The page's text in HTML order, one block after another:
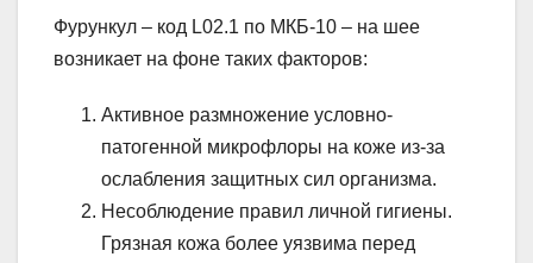
Фурункул – код L02.1 по МКБ-10 – на шее
возникает на фоне таких факторов:
Активное размножение условно-
патогенной микрофлоры на коже из-за
ослабления защитных сил организма.
Несоблюдение правил личной гигиены.
Грязная кожа более уязвима перед